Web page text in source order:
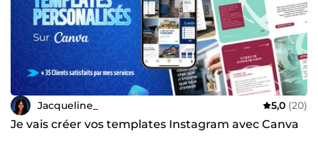
Jacqueline_ 5,0 (20)
Je vais créer vos templates Instagram avec Canva